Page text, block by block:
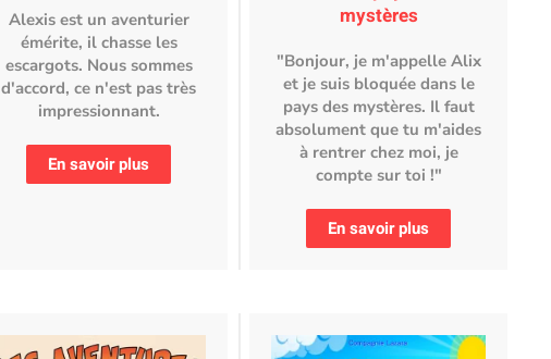
Alexis est un aventurier
émérite, il chasse les
escargots. Nous sommes
d'accord, ce n'est pas très
impressionnant.
En savoir plus
mystères
"Bonjour, je m'appelle Alix
et je suis bloquée dans le
pays des mystères. Il faut
absolument que tu m'aides
à rentrer chez moi, je
compte sur toi !"
En savoir plus